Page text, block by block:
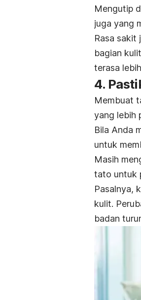
Mengutip
juga yang
Rasa sakit
bagian
terasa
4.
Membuat
yang lebih
Bila Anda
untuk
Masih
tato untuk
Pasalnya,
kulit.
badan